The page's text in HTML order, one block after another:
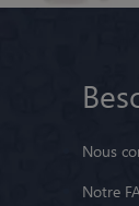
Nous
Notre